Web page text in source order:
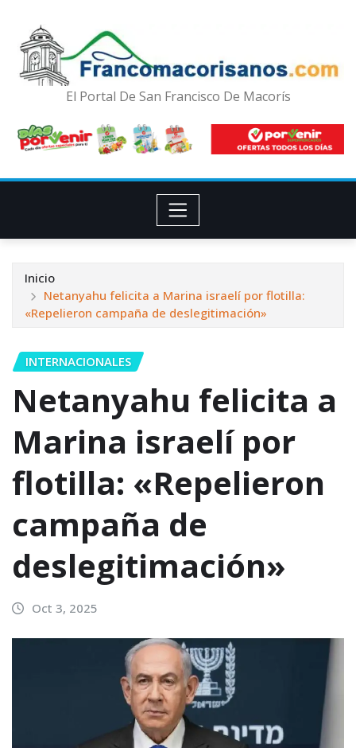
El Portal De San Francisco De Macorís
Inicio
Netanyahu felicita a Marina israelí por flotilla:
«Repelieron campaña de deslegitimación»
INTERNACIONALES
Netanyahu felicita a
Marina israelí por
flotilla: «Repelieron
campaña de
deslegitimación»
Oct 3, 2025